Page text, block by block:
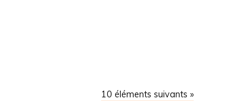
10 éléments suivants »